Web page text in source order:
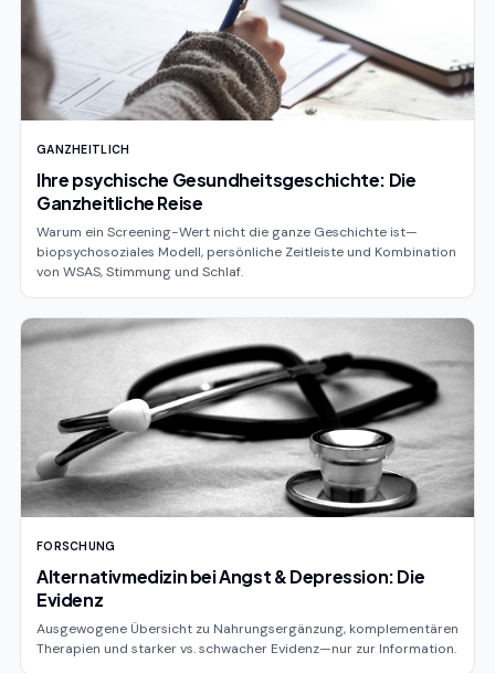
GANZHEITLICH
Ihre psychische Gesundheitsgeschichte: Die
Ganzheitliche Reise
Warum ein Screening-Wert nicht die ganze Geschichte ist—
biopsychosoziales Modell, persönliche Zeitleiste und Kombination
von WSAS, Stimmung und Schlaf.
FORSCHUNG
Alternativmedizin bei Angst & Depression: Die
Evidenz
Ausgewogene Übersicht zu Nahrungsergänzung, komplementären
Therapien und starker vs. schwacher Evidenz—nur zur Information.